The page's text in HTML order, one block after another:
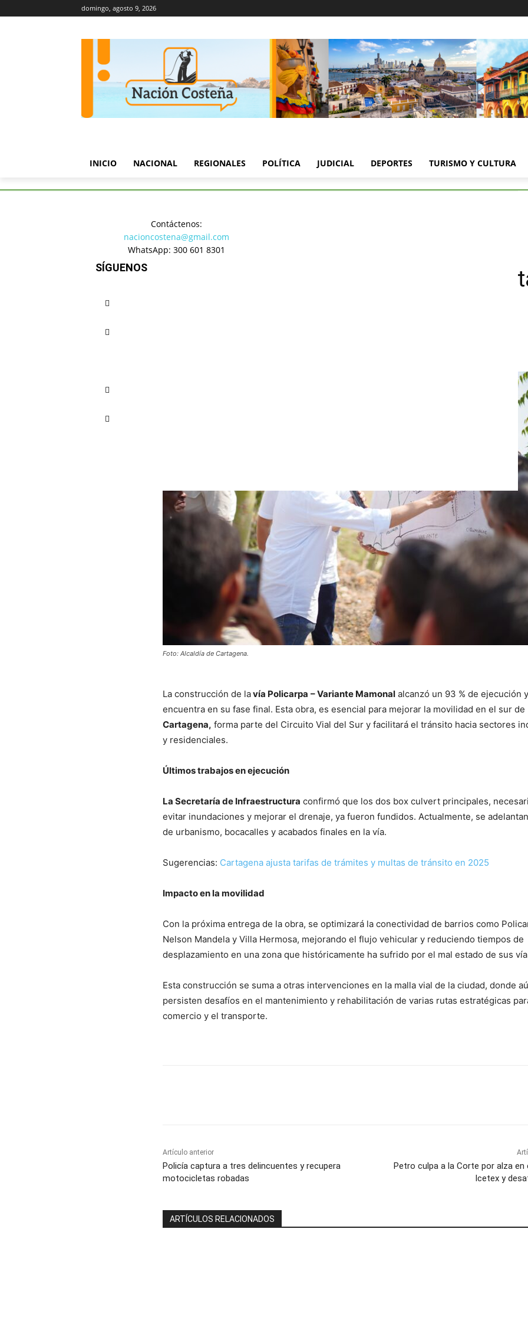
domingo, agosto 9, 2026
INICIO NACIONAL REGIONALES POLÍTICA JUDICIAL DEPORTES TURISMO Y CULTURA
Regionales
Vía Policarpa – Variante Mamonal
alcanza 93 % de avance y pronto
Foto: Alcaldía de Cartagena.
La construcción de lavía Policarpa – Variante Mamonal alcanzó un 93 % de ejecución
encuentra en su fase final. Esta obra, es esencial para mejorar la movilidad en el sur de
Cartagena, forma parte del Circuito Vial del Sur y facilitará el tránsito hacia sectores
y residenciales.
Últimos trabajos en ejecución
La Secretaría de Infraestructura confirmó que los dos box culvert principales,
evitar inundaciones y mejorar el drenaje, ya fueron fundidos. Actualmente, se
de urbanismo, bocacalles y acabados finales en la vía.
Sugerencias: Cartagena ajusta tarifas de trámites y multas de tránsito en 2025
Impacto en la movilidad
Con la próxima entrega de la obra, se optimizará la conectividad de barrios como
Nelson Mandela y Villa Hermosa, mejorando el flujo vehicular y reduciendo tiempos de
desplazamiento en una zona que históricamente ha sufrido por el mal estado de sus
Esta construcción se suma a otras intervenciones en la malla vial de la ciudad, donde
persisten desafíos en el mantenimiento y rehabilitación de varias rutas estratégicas
comercio y el transporte.
Artículo anterior
Policía captura a tres delincuentes y recupera
motocicletas robadas
Petro culpa a la Corte por alza en
Icetex y
ARTÍCULOS RELACIONADOS
Contáctenos:
nacioncostena@gmail.com
WhatsApp: 300 601 8301
SÍGUENOS